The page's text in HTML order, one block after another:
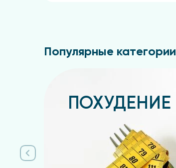
Популярные категории
ПОХУДЕНИЕ